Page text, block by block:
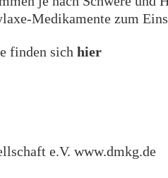
Medikamente zum
finden sich hier
e.V. www.dmkg.de